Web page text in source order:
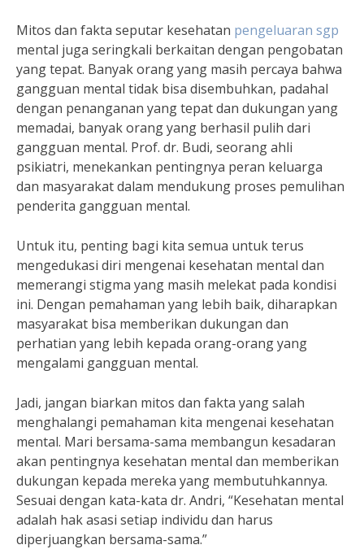
Mitos dan fakta seputar kesehatan pengeluaran sgp
mental juga seringkali berkaitan dengan pengobatan
yang tepat. Banyak orang yang masih percaya bahwa
gangguan mental tidak bisa disembuhkan, padahal
dengan penanganan yang tepat dan dukungan yang
memadai, banyak orang yang berhasil pulih dari
gangguan mental. Prof. dr. Budi, seorang ahli
psikiatri, menekankan pentingnya peran keluarga
dan masyarakat dalam mendukung proses pemulihan
penderita gangguan mental.
Untuk itu, penting bagi kita semua untuk terus
mengedukasi diri mengenai kesehatan mental dan
memerangi stigma yang masih melekat pada kondisi
ini. Dengan pemahaman yang lebih baik, diharapkan
masyarakat bisa memberikan dukungan dan
perhatian yang lebih kepada orang-orang yang
mengalami gangguan mental.
Jadi, jangan biarkan mitos dan fakta yang salah
menghalangi pemahaman kita mengenai kesehatan
mental. Mari bersama-sama membangun kesadaran
akan pentingnya kesehatan mental dan memberikan
dukungan kepada mereka yang membutuhkannya.
Sesuai dengan kata-kata dr. Andri, “Kesehatan mental
adalah hak asasi setiap individu dan harus
diperjuangkan bersama-sama.”